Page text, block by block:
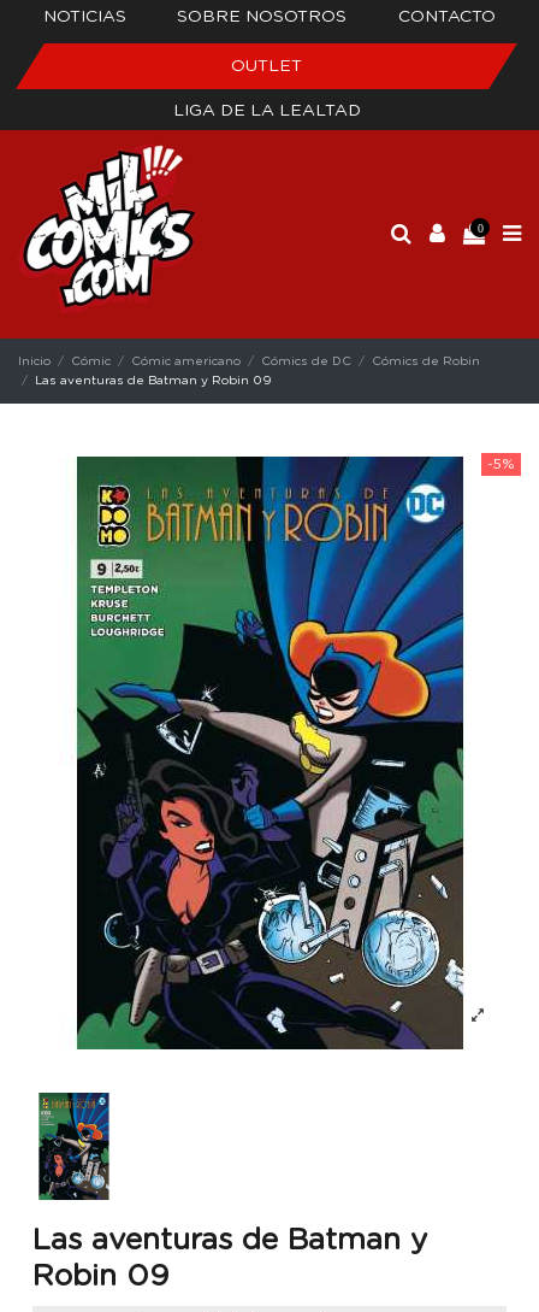
NOTICIAS SOBRE NOSOTROS CONTACTO
OUTLET
LIGA DE LA LEALTAD
0
Inicio Cómic Cómic americano Cómics de DC
Cómics de Robin
Las aventuras de Batman y Robin 09
-5%
Las aventuras de Batman y
Robin 09